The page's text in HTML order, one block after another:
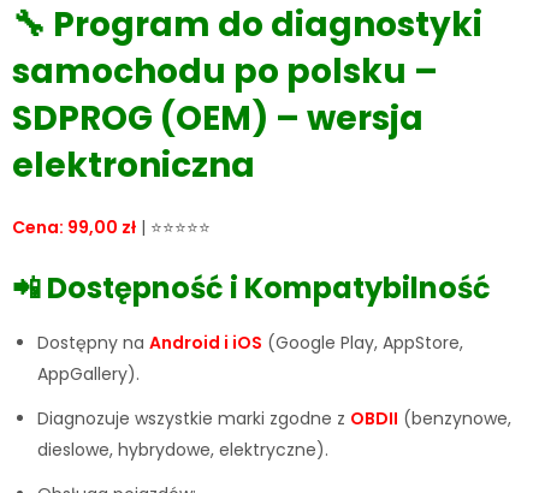
🔧 Program do diagnostyki
samochodu po polsku –
SDPROG (OEM) – wersja
elektroniczna
Cena: 99,00 zł | ⭐⭐⭐⭐⭐
📲 Dostępność i Kompatybilność
Dostępny na Android i iOS (Google Play, AppStore,
AppGallery).
Diagnozuje wszystkie marki zgodne z OBDII (benzynowe,
dieslowe, hybrydowe, elektryczne).